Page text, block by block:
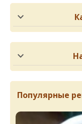
Популярные